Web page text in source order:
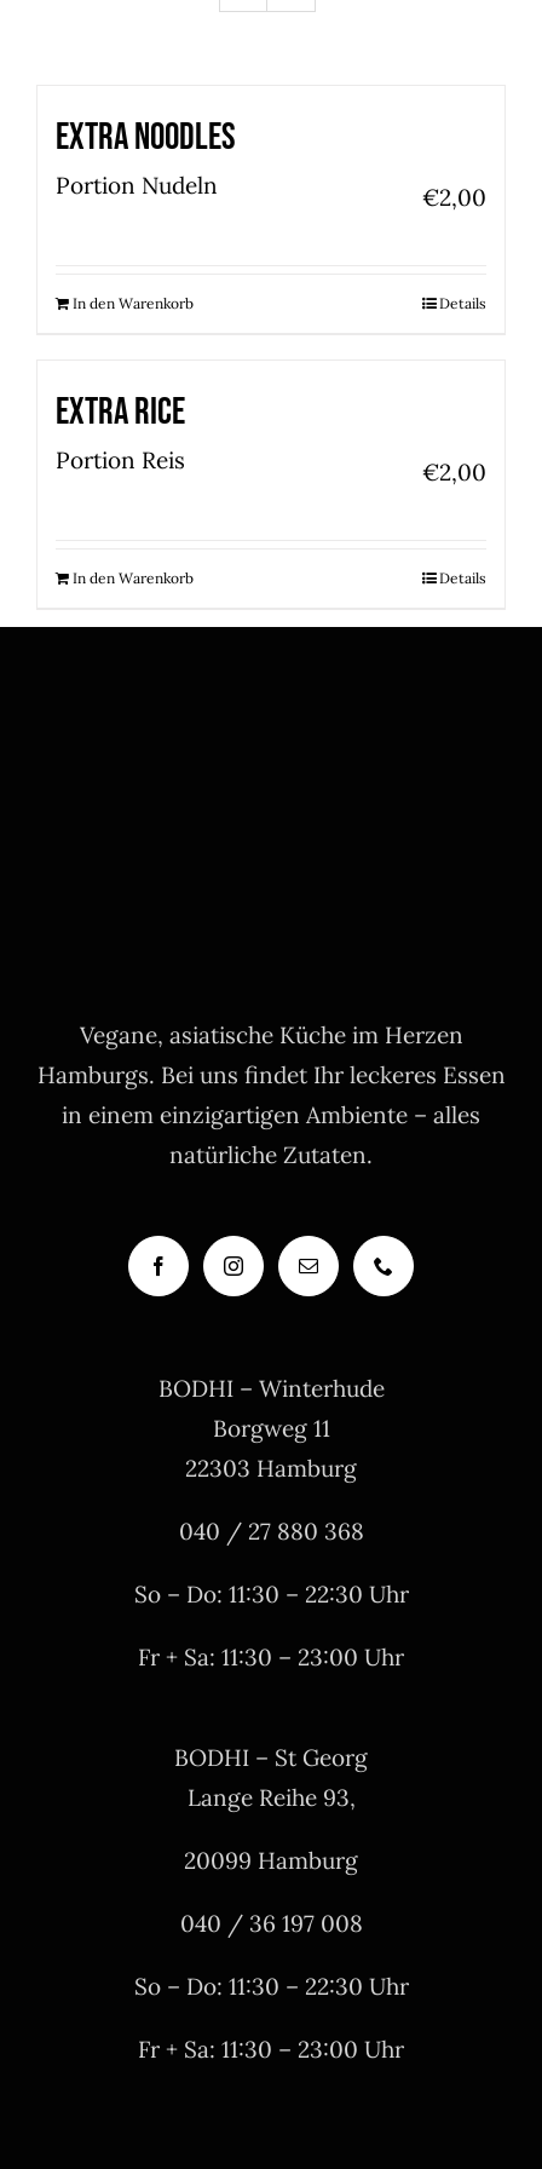
Extra Noodles
Portion Nudeln €2,00
In den Warenkorb Details
Extra Rice
Portion Reis €2,00
In den Warenkorb Details
Vegane, asiatische Küche im Herzen
Hamburgs. Bei uns findet Ihr leckeres Essen
in einem einzigartigen Ambiente – alles
natürliche Zutaten.
BODHI – Winterhude
Borgweg 11
22303 Hamburg
040 / 27 880 368
So – Do: 11:30 – 22:30 Uhr
Fr + Sa: 11:30 – 23:00 Uhr
BODHI – St Georg
Lange Reihe 93,
20099 Hamburg
040 / 36 197 008
So – Do: 11:30 – 22:30 Uhr
Fr + Sa: 11:30 – 23:00 Uhr